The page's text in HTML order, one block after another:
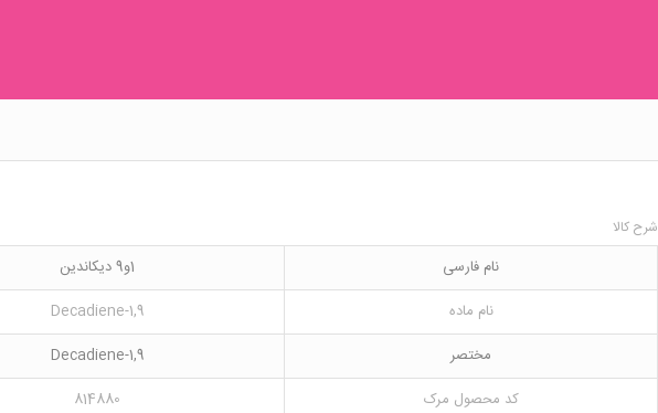
شرح کالا
نام فارسی
1و9 دیکاندین
نام ماده
1,9-Decadiene
مختصر
1,9-Decadiene
کد محصول مرک
814880